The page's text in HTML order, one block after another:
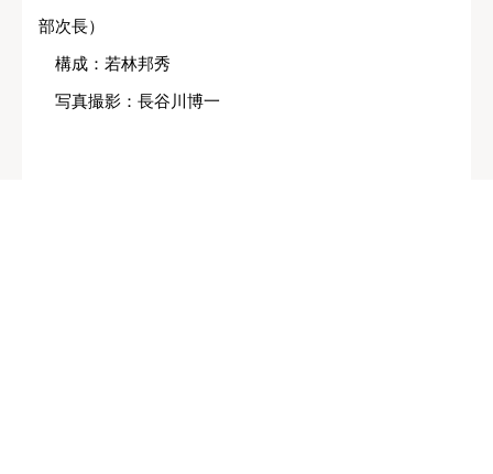
部次長）
構成：若林邦秀
写真撮影：長谷川博一